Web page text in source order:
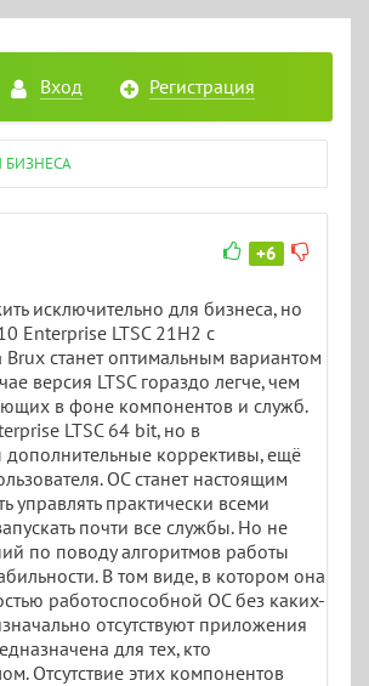
Вход Регистрация
БИЗНЕСА
+6
исключительно для бизнеса, но
Enterprise LTSC 21H2 с
станет оптимальным вариантом
версия LTSC гораздо легче, чем
в фоне компонентов и служб.
LTSC 64 bit, но в
коррективы, ещё
ОС станет настоящим
практически всеми
почти все службы. Но не
по поводу алгоритмов работы
В том виде, в котором она
работоспособной ОС без каких-
отсутствуют приложения
для тех, кто
Отсутствие этих компонентов